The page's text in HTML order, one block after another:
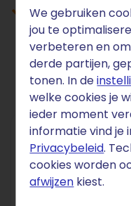
We gebruiken
jou te
verbeteren en
derde partijen,
tonen. In de
welke cookies je
ieder moment
informatie vind je
Privacybeleid.
cookies worden
afwijzen kiest.
Hulp bij het
protocol
MAIL
Plus